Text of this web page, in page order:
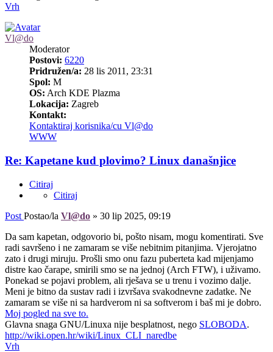
Vrh
Vl@do
Moderator
Postovi: 6220
Pridružen/a: 28 lis 2011, 23:31
Spol: M
OS: Arch KDE Plazma
Lokacija: Zagreb
Kontakt:
Kontaktiraj korisnika/cu Vl@do
WWW
Re: Kapetane kud plovimo? Linux današnjice
Citiraj
Citiraj
Post Postao/la Vl@do » 30 lip 2025, 09:19
Da sam kapetan, odgovorio bi, pošto nisam, mogu komentirati. Sve
radi savršeno i ne zamaram se više nebitnim pitanjima. Vjerojatno
zato i drugi miruju. Prošli smo onu fazu puberteta kad mijenjamo
distre kao čarape, smirili smo se na jednoj (Arch FTW), i uživamo.
Ponekad se pojavi problem, ali rješava se u trenu i vozimo dalje.
Meni je bitno da sustav radi i izvršava svakodnevne zadatke. Ne
zamaram se više ni sa hardverom ni sa softverom i baš mi je dobro.
Moj pogled na sve to.
Glavna snaga GNU/Linuxa nije besplatnost, nego SLOBODA.
http://wiki.open.hr/wiki/Linux_CLI_naredbe
Vrh